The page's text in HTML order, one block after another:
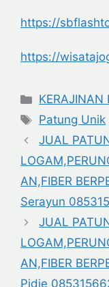
https://
https://
Categories
KERAJINAN
Tags
Patung Unik
JUAL
AN,FIBER
Serayun
JUAL
AN,FIBER
Pidie